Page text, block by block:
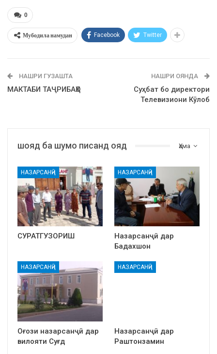
0
Мубодила намудан Facebook Twitter
НАШРИ ГУЗАШТА
МАКТАБИ ТАҶРИБАҲО
НАШРИ ОЯНДА
Суҳбат бо директори
Телевизиони Кӯлоб
Ҳама
шояд ба шумо писанд ояд
НАЗАРСАНҶӢ
СУРАТГУЗОРИШ
НАЗАРСАНҶӢ
Назарсанҷӣ дар
Бадахшон
НАЗАРСАНҶӢ
Оғози назарсанҷӣ дар
вилояти Суғд
НАЗАРСАНҶӢ
Назарсанҷӣ дар
Раштонзамин